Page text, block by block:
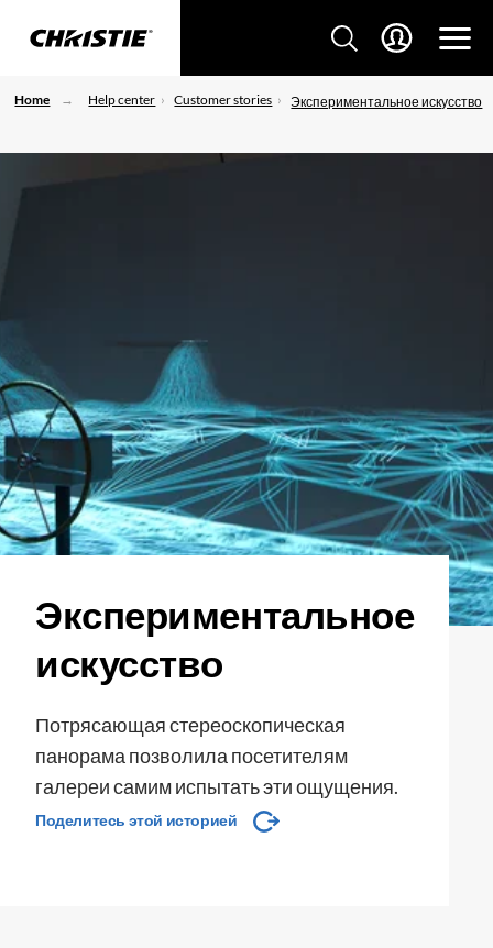
Home Help center Customer stories Экспериментальное искусство
Экспериментальное
искусство
Потрясающая стереоскопическая
панорама позволила посетителям
галереи самим испытать эти ощущения.
Поделитесь этой историей